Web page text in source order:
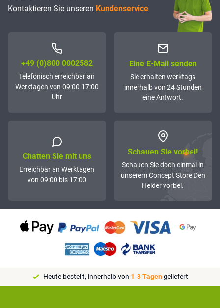
Kontaktieren Sie unseren Kundenservice
+49 (0)800 0002582
Telefonisch erreichbar an
Werktagen von 09:00-17:00
Uhr
Eine E-Mail senden
Sie erhalten werktags
innerhalb von 24 Stunden
eine Antwort.
Chatten Sie mit uns
Erreichbar an Werktagen
von 09:00 bis 17:00
Schauen Sie vorbei!
Schauen Sie doch einmal in
unserem Concept Store Den
Helder vorbei.
Heute bestellt, innerhalb von 1-3 Tagengeliefert